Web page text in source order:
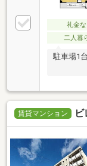
礼金な
二人暮
駐車場1
賃貸マンション